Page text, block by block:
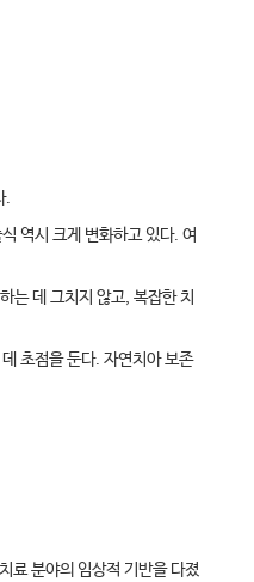
.
역시 크게 변화하고 있다. 여
는 데 그치지 않고, 복잡한 치
초점을 둔다. 자연치아 보존
료 분야의 임상적 기반을 다졌